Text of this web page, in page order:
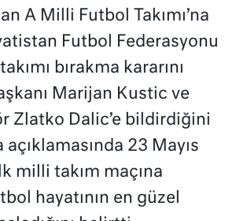
A Milli Futbol Takımı’na
Futbol Federasyonu
bırakma kararını
Marijan Kustic ve
Zlatko Dalic’e bildirdiğini
23 Mayıs
milli takım maçına
hayatının en güzel